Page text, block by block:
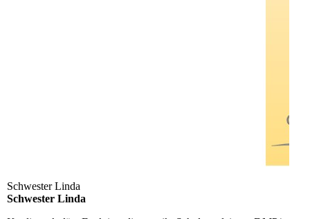
Schwester Linda
Schwester Linda